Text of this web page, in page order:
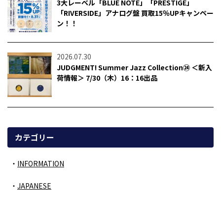
3大レーベル「BLUE NOTE」「PRESTIGE」
「RIVERSIDE」アナログ盤 買取15％UPキャンペー
ン！！
2026.07.30
JUDGMENT! Summer Jazz Collection㉔ ＜新入
荷情報＞ 7/30（木）16：16出品
カテゴリー
INFORMATION
JAPANESE